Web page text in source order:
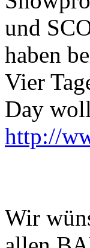
und
haben
Vier
Day
http://
Wir